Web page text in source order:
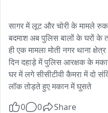
सागर में लूट और चोरी के मामले
बदमाश अब पुलिस बालों के घरों के
ही एक मामला मोती नगर थाना
दिन दहाड़े में पुलिस आरक्षक के
घर में लगे सीसीटीवी कैमरा में दो
लॉक तोड़ते हुए मकान में घुसते
0 0 Share